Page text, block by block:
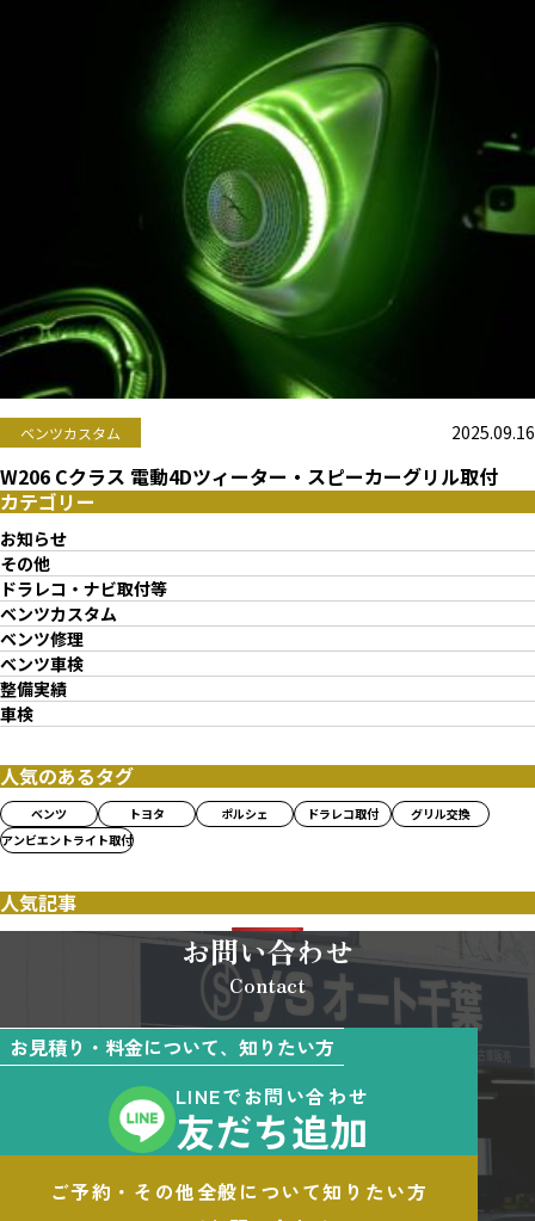
ベンツカスタム 2025.09.16
W206 Cクラス 電動4Dツィーター・スピーカーグリル取付
カテゴリー
お知らせ
その他
ドラレコ・ナビ取付等
ベンツカスタム
ベンツ修理
ベンツ車検
整備実績
車検
人気のあるタグ
ベンツ トヨタ ポルシェ ドラレコ取付
グリル交換
アンビエントライト取付
人気記事
お問い合わせ
Contact
お見積り・料金について、知りたい方
LINEでお問い合わせ
友だち追加
ご予約・その他全般について知りたい方